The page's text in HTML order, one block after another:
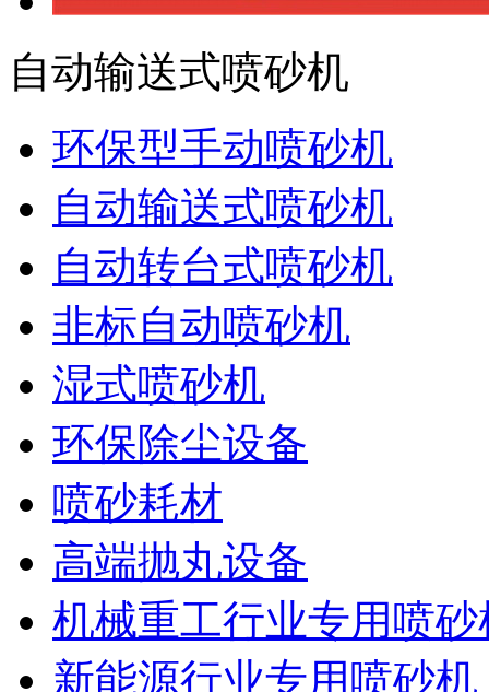
自动输送式喷砂机
环保型手动喷砂机
自动输送式喷砂机
自动转台式喷砂机
非标自动喷砂机
湿式喷砂机
环保除尘设备
喷砂耗材
高端抛丸设备
机械重工行业专用喷砂
新能源行业专用喷砂机